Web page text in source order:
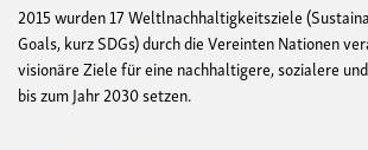
2015 wurden 17 Weltlnachhaltigkeitsziele
Goals, kurz SDGs) durch die Vereinten Nationen
visionäre Ziele für eine nachhaltigere, sozialere
bis zum Jahr 2030 setzen.